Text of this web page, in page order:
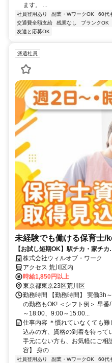
ます。 ...
社員登用あり 副業・WワークOK 60代
交通費全額支給
残業なし ブランクOK
友達と応募OK
派遣社員
未経験でも働ける保育士/
【お試し短期OK】駅チカ・家チ
も高時給でスタート可能！
株式会社ウィルオブ・ワーク
アクセス 荒川区内
時給1,850円以上
東京都東京23区荒川区
勤務時間 【勤務時間】 実働3h
の勤務もOK! ＜シフト例＞ 早
～18:00、9:00～15:00...
仕事内容 ＊慣れていなくても
込みの方、資格の到着を待って
手元にない方も、お気軽にご相
容】 身の...
社員登用あり 副業・WワークOK 60代